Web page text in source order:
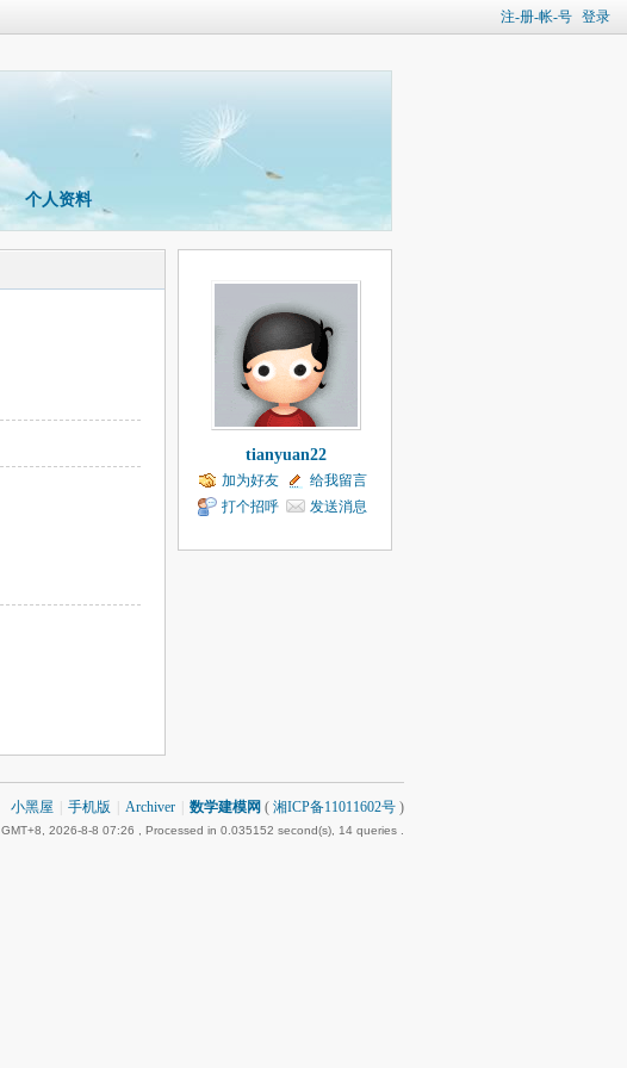
注-册-帐-号 登录
个人资料
tianyuan22
加为好友
给我留言
打个招呼
发送消息
小黑屋 手机版 Archiver 数学建模网 ( 湘ICP备11011602号 )
GMT+8, 2026-8-8 07:26 , Processed in 0.035152 second(s), 14 queries .